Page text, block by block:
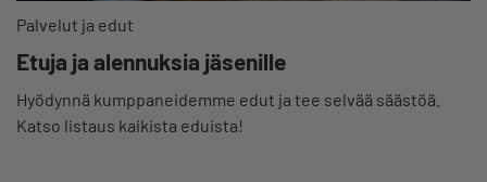
Palvelut ja edut
Etuja ja alennuksia jäsenille
Hyödynnä kumppaneidemme edut ja tee selvää säästöä.
Katso listaus kaikista eduista!